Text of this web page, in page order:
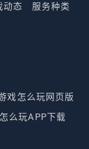
动态
服务种类
戏怎么玩网页版
么玩APP下载